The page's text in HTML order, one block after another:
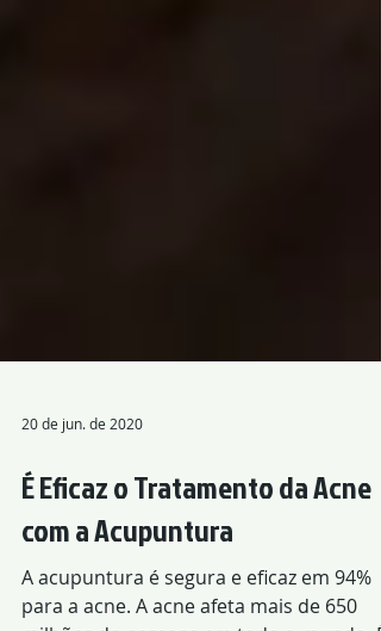
20 de jun. de 2020
É Eficaz o Tratamento da Acne
com a Acupuntura